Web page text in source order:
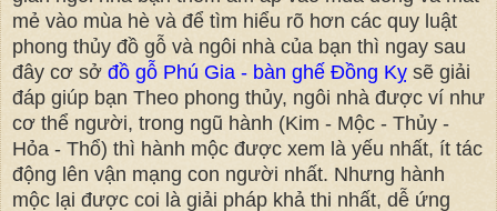
mẻ vào mùa hè và để tìm hiểu rõ hơn các quy luật
phong thủy đồ gỗ và ngôi nhà của bạn thì ngay sau
đây cơ sở đồ gỗ Phú Gia - bàn ghế Đồng Kỵ sẽ giải
đáp giúp bạn Theo phong thủy, ngôi nhà được ví như
cơ thể người, trong ngũ hành (Kim - Mộc - Thủy -
Hỏa - Thổ) thì hành mộc được xem là yếu nhất, ít tác
động lên vận mạng con người nhất. Nhưng hành
mộc lại được coi là giải pháp khả thi nhất, dễ ứng